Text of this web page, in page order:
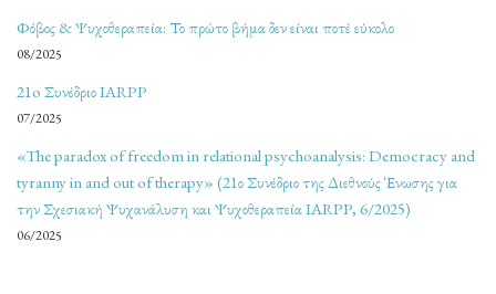
Φόβος & Ψυχοθεραπεία: Το πρώτο βήμα δεν είναι ποτέ εύκολο
08/2025
21o Συνέδριο IARPP
07/2025
«The paradox of freedom in relational psychoanalysis: Democracy and
tyranny in and out of therapy» (21ο Συνέδριο της Διεθνούς Ένωσης για
την Σχεσιακή Ψυχανάλυση και Ψυχοθεραπεία IARPP, 6/2025)
06/2025